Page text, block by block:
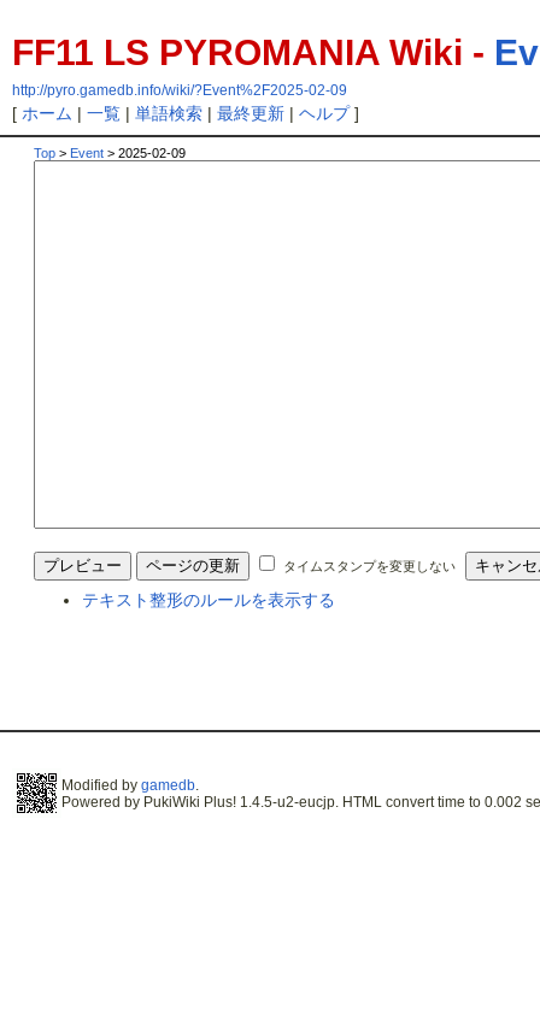
FF11 LS PYROMANIA Wiki -
http://pyro.gamedb.info/wiki/?Event%2F2025-02-09
[ ホーム | 一覧| 単語検索| 最終更新| ヘルプ]
Top > Event > 2025-02-09
タイムスタンプを変更しない
テキスト整形のルールを表示する
Modified by gamedb.
Powered by PukiWiki Plus! 1.4.5-u2-eucjp. HTML convert time to 0.002